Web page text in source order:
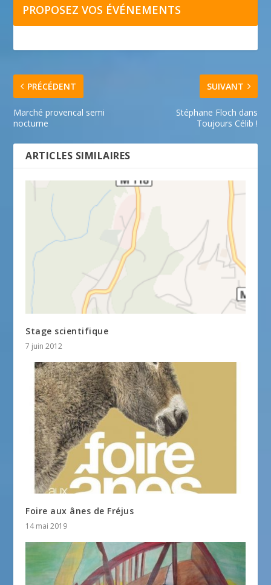
PROPOSEZ VOS ÉVÉNEMENTS
PRÉCÉDENT
Marché provencal semi
nocturne
SUIVANT
Stéphane Floch dans
Toujours Célib !
ARTICLES SIMILAIRES
Stage scientifique
7 juin 2012
Foire aux ânes de Fréjus
14 mai 2019